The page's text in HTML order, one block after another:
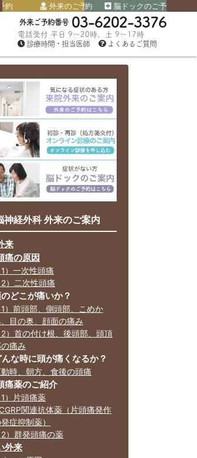
脳ドックのご予約 脳ドックのご予約
外来のご予約 外来のご予約
外来ご予約番号 03-6202-3376
電話受付 平日 9～20時、土 9～17時
診療時間・担当医師
よくあるご質問
神経外科 外来のご案内
来
痛の原因
1）一次性頭痛
2）二次性頭痛
どこが痛いか？
1）前頭部、側頭部、こめか
目の奥、顔面の痛み
2）首の付け根、後頭部、頭頂
痛み
な時に頭が痛くなるか？
時、朝方、食後の頭痛
痛薬のご紹介
1）片頭痛薬
関連抗体薬（片頭痛発作
症抑制薬）
2）群発頭痛の薬
外来